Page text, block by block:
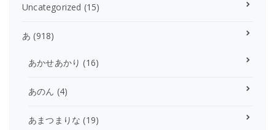
Uncategorized (15)
あ (918)
あかせあかり (16)
あのん (4)
あまつまりな (19)